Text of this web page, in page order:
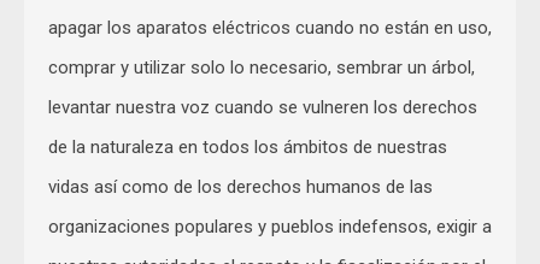
apagar los aparatos eléctricos cuando no están en uso,
comprar y utilizar solo lo necesario, sembrar un árbol,
levantar nuestra voz cuando se vulneren los derechos
de la naturaleza en todos los ámbitos de nuestras
vidas así como de los derechos humanos de las
organizaciones populares y pueblos indefensos, exigir a